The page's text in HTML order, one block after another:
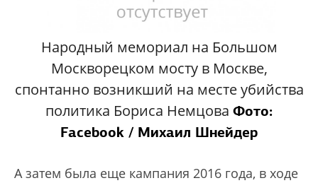
Народный мемориал на Большом
Москворецком мосту в Москве,
спонтанно возникший на месте убийства
политика Бориса Немцова Фото:
Facebook / Михаил Шнейдер
А затем была еще кампания 2016 года, в ходе